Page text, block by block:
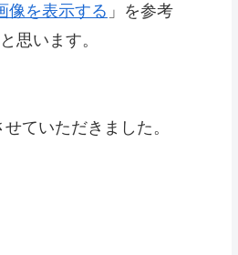
像を表示する 」を参考
思います。
ていただきました。